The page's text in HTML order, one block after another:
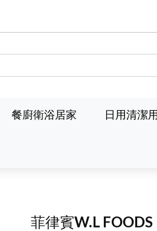
餐廚衛浴居家 日用清潔
菲律賓W.L